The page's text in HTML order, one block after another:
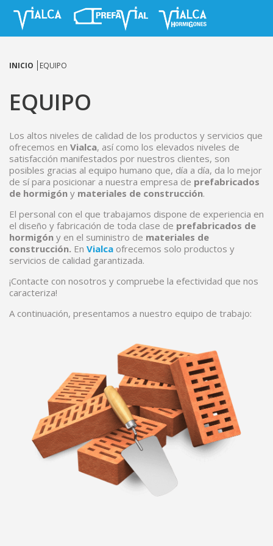
INICIO EQUIPO
EQUIPO
Los altos niveles de calidad de los productos y servicios que
ofrecemos en Vialca, así como los elevados niveles de
satisfacción manifestados por nuestros clientes, son
posibles gracias al equipo humano que, día a día, da lo mejor
de sí para posicionar a nuestra empresa de prefabricados
de hormigón y materiales de construcción.
El personal con el que trabajamos dispone de experiencia en
el diseño y fabricación de toda clase de prefabricados de
hormigón y en el suministro de materiales de
construcción. En Vialca ofrecemos solo productos y
servicios de calidad garantizada.
¡Contacte con nosotros y compruebe la efectividad que nos
caracteriza!
A continuación, presentamos a nuestro equipo de trabajo: